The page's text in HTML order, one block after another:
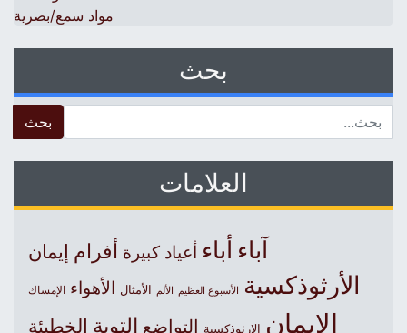
مواد سمع/بصرية
بحث
العلامات
آباءأباء أعياد كبيرة أفرام إيمان
الأرثوذكسية الأسبوع العظيم الألم الأمثال الأهواء الإمساك
الإيمان الارثوذكسية التواضع التوبة الخطيئة